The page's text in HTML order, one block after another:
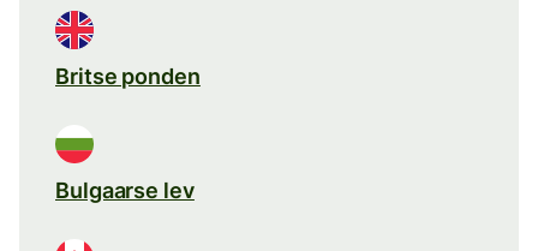
Britse ponden
Bulgaarse lev